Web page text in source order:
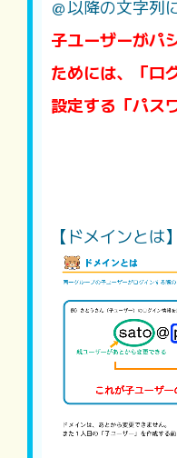
＠以降の文字列
子ユーザーがパ
ためには、「ロ
設定する「パス
【ドメインとは】